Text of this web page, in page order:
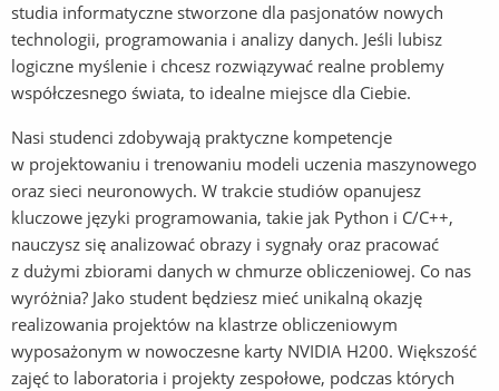
studia informatyczne stworzone dla pasjonatów nowych
technologii, programowania i analizy danych. Jeśli lubisz
logiczne myślenie i chcesz rozwiązywać realne problemy
współczesnego świata, to idealne miejsce dla Ciebie.
Nasi studenci zdobywają praktyczne kompetencje
w projektowaniu i trenowaniu modeli uczenia maszynowego
oraz sieci neuronowych. W trakcie studiów opanujesz
kluczowe języki programowania, takie jak Python i C/C++,
nauczysz się analizować obrazy i sygnały oraz pracować
z dużymi zbiorami danych w chmurze obliczeniowej. Co nas
wyróżnia? Jako student będziesz mieć unikalną okazję
realizowania projektów na klastrze obliczeniowym
wyposażonym w nowoczesne karty NVIDIA H200. Większość
zajęć to laboratoria i projekty zespołowe, podczas których